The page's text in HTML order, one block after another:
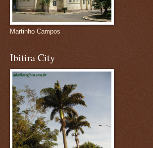
Martinho Campos
Ibitira City